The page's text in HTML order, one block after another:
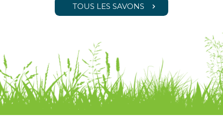
TOUS LES SAVONS